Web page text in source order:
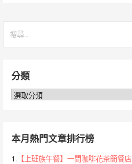
字:分類
分
本月熱門文章排行榜
1. 【上班族午餐】一間咖啡花茶簡餐店